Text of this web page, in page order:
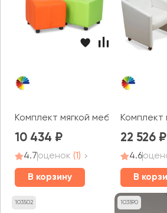
Комплект мягкой мебели Р-пуфы
10 434
4.7оценок (1)
В корзину
Комплект
22 526
4.6
В
103502 103590